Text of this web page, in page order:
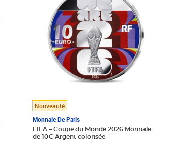
Nouveauté
Monnaie De Paris
FIFA – Coupe du Monde 2026 Monnaie
de 10€ Argent colorisée